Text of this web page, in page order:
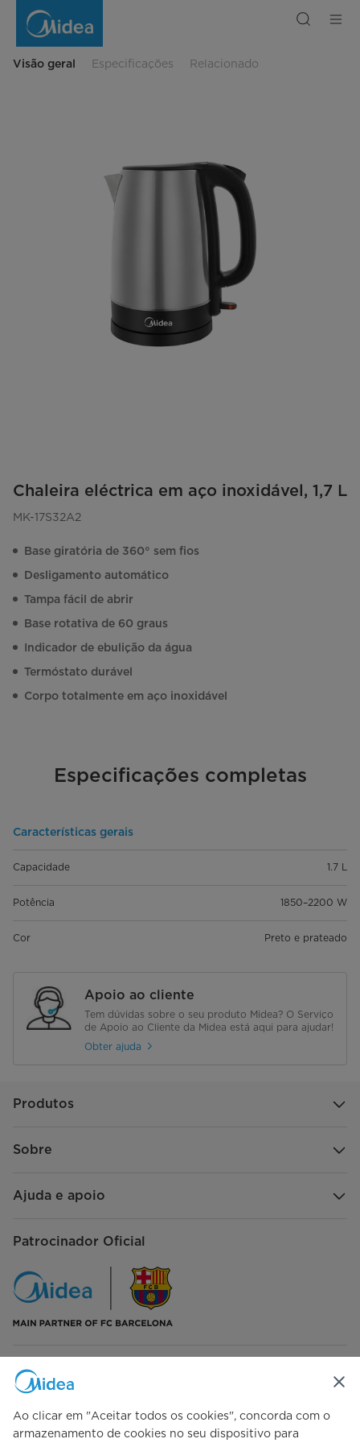
eléctrica
Visão geral Especificações Relacionado
Chaleira eléctrica em aço inoxidável, 1,7 L
MK-17S32A2
Base giratória de 360° sem fios
Desligamento automático
Tampa fácil de abrir
Base rotativa de 60 graus
Indicador de ebulição da água
Termóstato durável
Corpo totalmente em aço inoxidável
Especificações completas
Características gerais
Capacidade 1.7 L
Potência 1850–2200 W
Cor Preto e prateado
Apoio ao cliente
Tem dúvidas sobre o seu produto Midea? O Serviço
de Apoio ao Cliente da Midea está aqui para ajudar!
Obter ajuda
Produtos
Sobre
Ajuda e apoio
Patrocinador Oficial
Siga-nos
Ao clicar em "Aceitar todos os cookies", concorda com o
armazenamento de cookies no seu dispositivo para